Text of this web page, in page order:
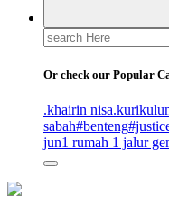
Search
for:
Or check our Popular
.khairin nisa
sabah#benteng
jun1 rumah 1 jalur